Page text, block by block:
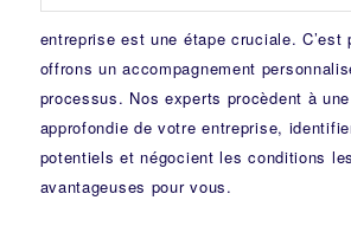
entreprise est une étape cruciale. C’est
offrons un accompagnement
processus. Nos experts procèdent à
approfondie de votre entreprise,
potentiels et négocient les conditions
avantageuses pour vous.